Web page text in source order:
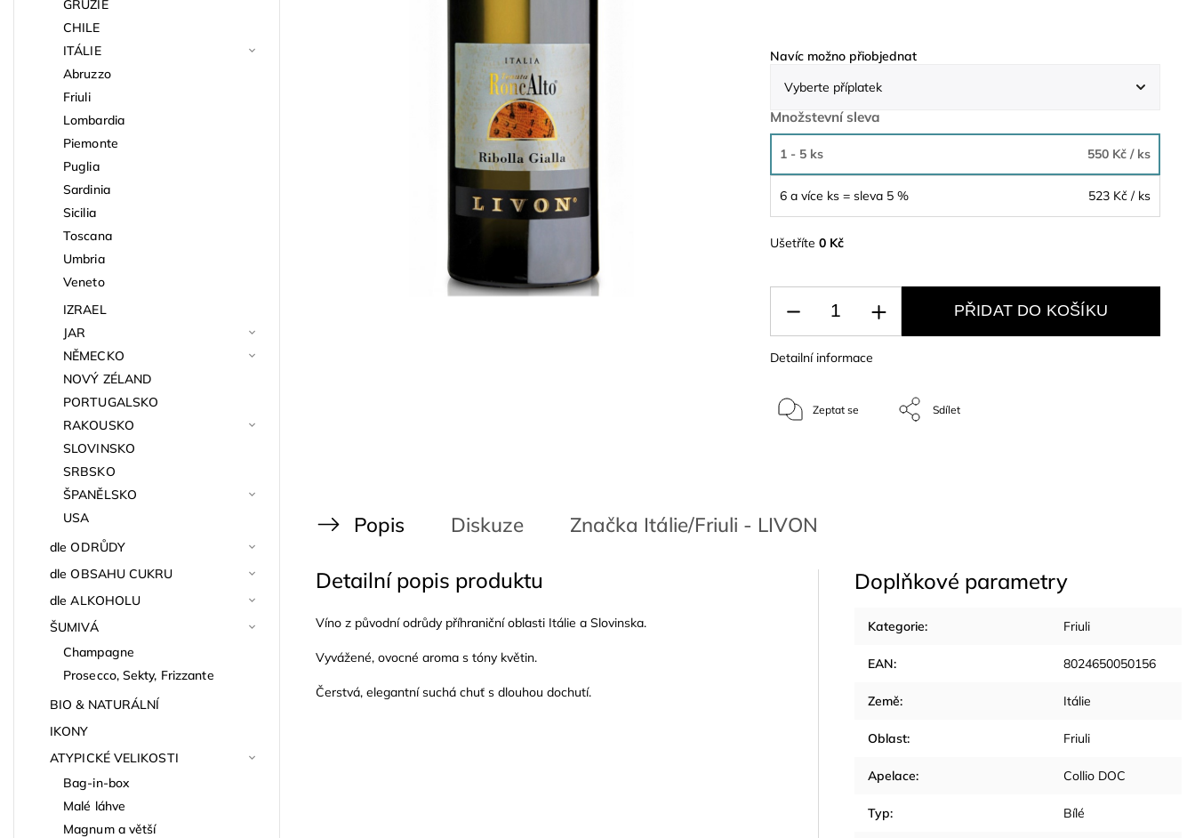
GRUZIE
CHILE
ITÁLIE
Abruzzo
Friuli
Lombardia
Piemonte
Puglia
Sardinia
Sicilia
Toscana
Umbria
Veneto
IZRAEL
JAR
NĚMECKO
NOVÝ ZÉLAND
PORTUGALSKO
RAKOUSKO
SLOVINSKO
SRBSKO
ŠPANĚLSKO
USA
dle ODRŮDY
dle OBSAHU CUKRU
dle ALKOHOLU
ŠUMIVÁ
Champagne
Prosecco, Sekty, Frizzante
BIO & NATURÁLNÍ
IKONY
ATYPICKÉ VELIKOSTI
Bag-in-box
Malé láhve
Magnum a větší
Navíc možno přiobjednat
Množstevní sleva
1 - 5 ks 550 Kč / ks
6 a více ks = sleva 5 % 523 Kč / ks
Ušetříte 0 Kč
PŘIDAT DO KOŠÍKU
Detailní informace
Zeptat se Sdílet
Popis Diskuze Značka Itálie/Friuli - LIVON
Detailní popis produktu
Víno z původní odrůdy příhraniční oblasti Itálie a Slovinska.
Vyvážené, ovocné aroma s tóny květin.
Čerstvá, elegantní suchá chuť s dlouhou dochutí.
Doplňkové parametry
Kategorie: Friuli
EAN: 8024650050156
Země: Itálie
Oblast: Friuli
Apelace: Collio DOC
Typ: Bílé